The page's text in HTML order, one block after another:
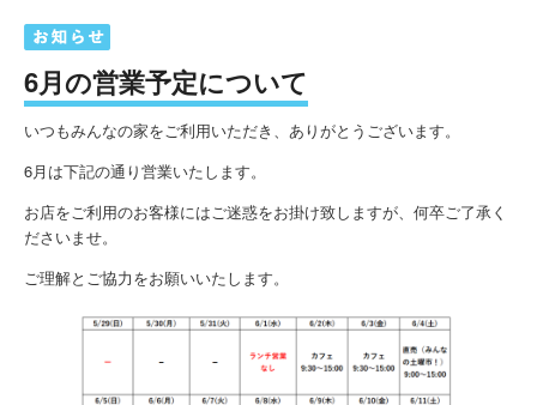
6月の営業予定について
いつもみんなの家をご利用いただき、ありがとうございます。
6月は下記の通り営業いたします。
お店をご利用のお客様にはご迷惑をお掛け致しますが、何卒ご了承く
ださいませ。
ご理解とご協力をお願いいたします。